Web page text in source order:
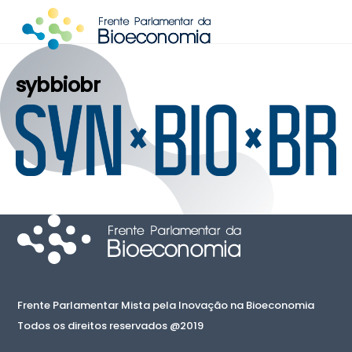
content
sybbiobr
Frente Parlamentar Mista pela Inovação na Bioeconomia
Todos os direitos reservados @2019